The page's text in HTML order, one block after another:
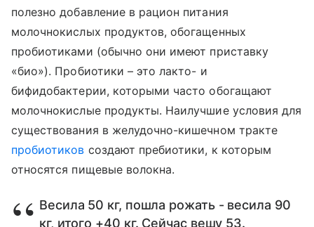
полезно добавление в рацион питания
молочнокислых продуктов, обогащенных
пробиотиками (обычно они имеют приставку
«био»). Пробиотики – это лакто- и
бифидобактерии, которыми часто обогащают
молочнокислые продукты. Наилучшие условия для
существования в желудочно-кишечном тракте
пробиотиков создают пребиотики, к которым
относятся пищевые волокна.
Весила 50 кг, пошла рожать - весила 90
кг, итого +40 кг. Сейчас вешу 53.